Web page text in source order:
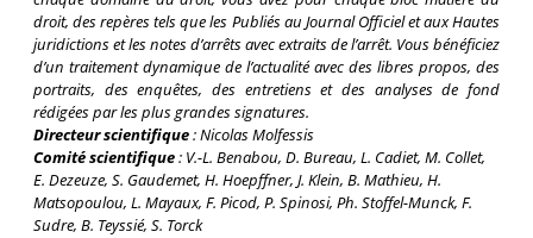
droit, des repères tels que les Publiés au Journal Officielet aux Hautes
juridictions et les notes d’arrêts avec extraits de l’arrêt. Vous bénéficiez
d’un traitement dynamique de l’actualité avec des libres propos, des
portraits, des enquêtes, des entretiens et des analyses de fond
rédigées par les plus grandes signatures.
Directeur scientifique:Nicolas Molfessis
Comité scientifique: V.-L. Benabou, D. Bureau, L. Cadiet, M. Collet,
E. Dezeuze, S. Gaudemet, H. Hoepffner, J. Klein, B. Mathieu, H.
Matsopoulou, L. Mayaux, F. Picod, P. Spinosi, Ph. Stoffel-Munck, F.
Sudre, B. Teyssié, S. Torck